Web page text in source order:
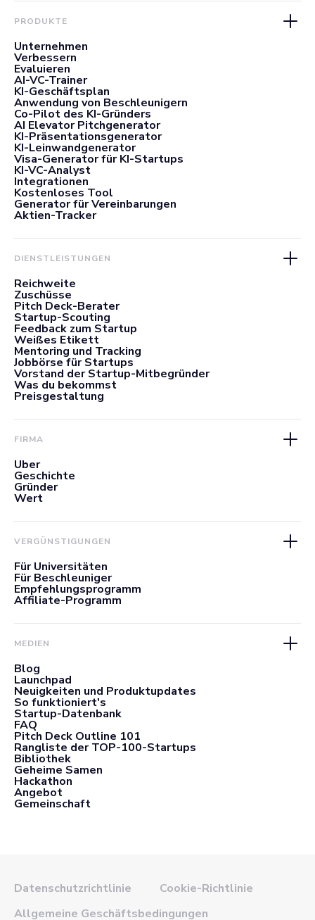
PRODUKTE
Unternehmen
Verbessern
Evaluieren
AI-VC-Trainer
KI-Geschäftsplan
Anwendung von Beschleunigern
Co-Pilot des KI-Gründers
AI Elevator Pitchgenerator
KI-Präsentationsgenerator
KI-Leinwandgenerator
Visa-Generator für KI-Startups
KI-VC-Analyst
Integrationen
Kostenloses Tool
Generator für Vereinbarungen
Aktien-Tracker
DIENSTLEISTUNGEN
Reichweite
Zuschüsse
Pitch Deck-Berater
Startup-Scouting
Feedback zum Startup
Weißes Etikett
Mentoring und Tracking
Jobbörse für Startups
Vorstand der Startup-Mitbegründer
Was du bekommst
Preisgestaltung
FIRMA
Über
Geschichte
Gründer
Wert
VERGÜNSTIGUNGEN
Für Universitäten
Für Beschleuniger
Empfehlungsprogramm
Affiliate-Programm
MEDIEN
Blog
Launchpad
Neuigkeiten und Produktupdates
So funktioniert's
Startup-Datenbank
FAQ
Pitch Deck Outline 101
Rangliste der TOP-100-Startups
Bibliothek
Geheime Samen
Hackathon
Angebot
Gemeinschaft
Datenschutzrichtlinie
Cookie-Richtlinie
Allgemeine Geschäftsbedingungen